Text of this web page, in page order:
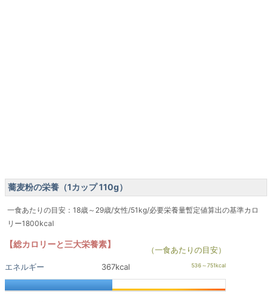
蕎麦粉の栄養（1カップ 110g）
一食あたりの目安：18歳～29歳/女性/51kg/必要栄養量暫定値算出の基準カロ
リー1800kcal
【総カロリーと三大栄養素】
（一食あたりの目安）
エネルギー
367kcal